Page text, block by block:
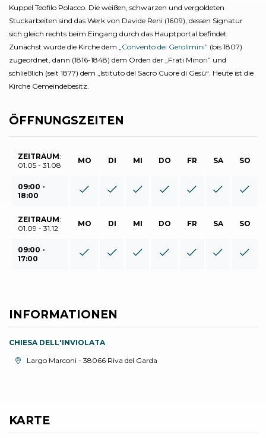
Kuppel Teofilo Polacco. Die weißen, schwarzen und vergoldeten
Stuckarbeiten sind das Werk von Davide Reni (1609), dessen Signatur
sich gleich rechts beim Eingang durch das Hauptportal befindet.
Zunächst wurde die Kirche dem „ Convento dei Gerolimini” (bis 1807)
zugeordnet, dann (1816-1848) dem Orden der „Frati Minori” und
schließlich (seit 1877) dem „Istituto del Sacro Cuore di Gesù“. Heute ist die
Kirche Gemeindebesitz.
ÖFFNUNGSZEITEN
ZEITRAUM:
01.05 - 31.08
MO DI MI DO FR SA SO
09:00 -
18:00
ZEITRAUM:
01.09 - 31.12
MO DI MI DO FR SA SO
09:00 -
17:00
INFORMATIONEN
CHIESA DELL'INVIOLATA
aria.location:
Largo Marconi - 38066 Riva del Garda
KARTE